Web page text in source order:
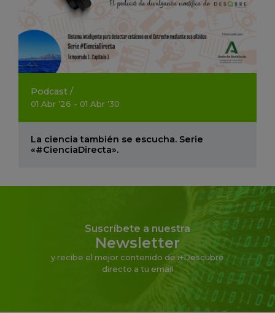
Podcast /
01 Abr '26 - 01 Abr '30
La ciencia también se escucha. Serie
«#CienciaDirecta».
Suscríbete a nuestra
Newsletter
y recibe el mejor contenido de i+Descubre
directo a tu email